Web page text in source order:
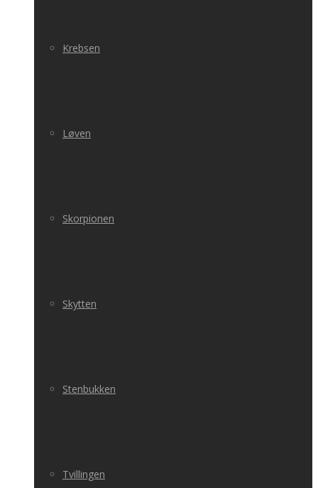
Krebsen
Løven
Skorpionen
Skytten
Stenbukken
Tvillingen